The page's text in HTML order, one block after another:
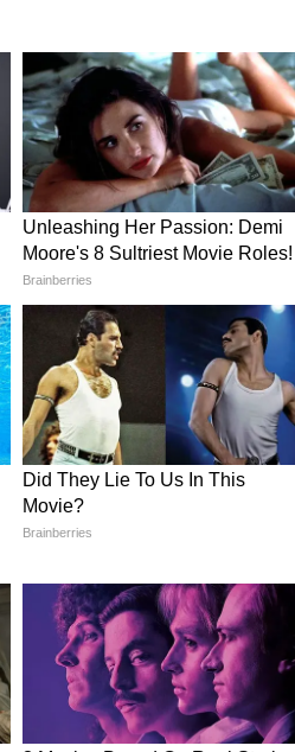
जमीन से केमिकल सिग्नल
छोड़ जाते हैं। यह
पुराने ठिकाने पर लौट